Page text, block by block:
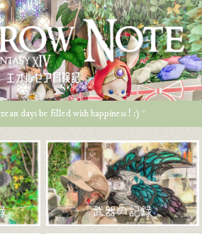
エオルゼア冒険記
days be filled with happiness ! :) *
武器の記録